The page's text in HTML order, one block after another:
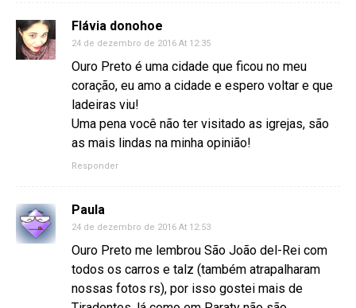
Flávia donohoe
24 de dezembro de 2016 At 12:35
Ouro Preto é uma cidade que ficou no meu
coração, eu amo a cidade e espero voltar e que
ladeiras viu!
Uma pena você não ter visitado as igrejas, são
as mais lindas na minha opinião!
Responder
Paula
24 de dezembro de 2016 At 12:53
Ouro Preto me lembrou São João del-Rei com
todos os carros e talz (também atrapalharam
nossas fotos rs), por isso gostei mais de